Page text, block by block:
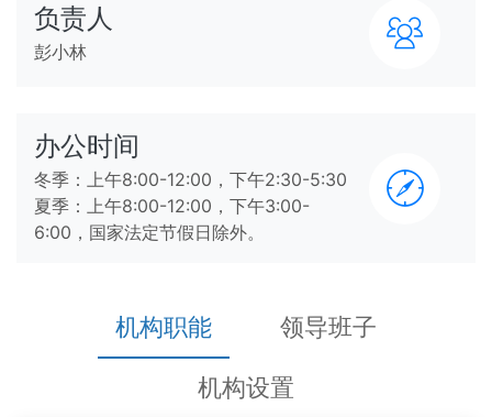
负责人
彭小林
办公时间
冬季：上午8:00-12:00，下午2:30-5:30
夏季：上午8:00-12:00，下午3:00-
6:00，国家法定节假日除外。
机构职能 领导班子
机构设置